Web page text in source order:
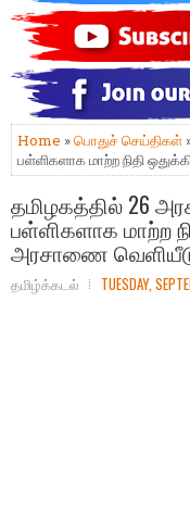
Home »பொதுச் செய்திகள்
பள்ளிகளாக மாற்ற நிதி
தமிழகத்தில் 26
பள்ளிகளாக மாற்ற
அரசாணை
தமிழ்க்கடல் TUESDAY,